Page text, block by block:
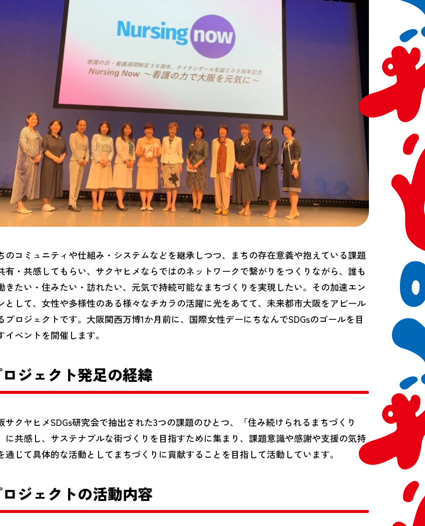
のコミュニティや仕組み・システムなどを継承しつつ、まちの存在意義や抱えている課題
有・共感してもらい、サクヤヒメならではのネットワークで繋がりをつくりながら、誰も
きたい・住みたい・訪れたい、元気で持続可能なまちづくりを実現したい。その加速エン
として、女性や多様性のある様々なチカラの活躍に光をあてて、未来都市大阪をアピール
プロジェクトです。大阪関西万博1か月前に、国際女性デーにちなんでSDGsのゴールを目
イベントを開催します。
ロジェクト発足の経緯
サクヤヒメSDGs研究会で抽出された3つの課題のひとつ、「住み続けられるまちづくり
に共感し、サステナブルな街づくりを目指すために集まり、課題意識や感謝や支援の気持
通じて具体的な活動としてまちづくりに貢献することを目指して活動しています。
ロジェクトの活動内容